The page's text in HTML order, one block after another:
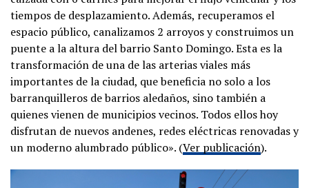
tiempos de desplazamiento. Además, recuperamos el
espacio público, canalizamos 2 arroyos y construimos un
puente a la altura del barrio Santo Domingo. Esta es la
transformación de una de las arterias viales más
importantes de la ciudad, que beneficia no solo a los
barranquilleros de barrios aledaños, sino también a
quienes vienen de municipios vecinos. Todos ellos hoy
disfrutan de nuevos andenes, redes eléctricas renovadas y
un moderno alumbrado público». (Ver publicación).